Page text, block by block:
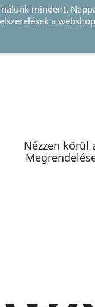
mindent. Nappali,
a
Nézzen körül